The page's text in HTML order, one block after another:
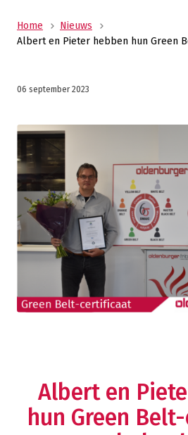
Home
Nieuws
Albert en Pieter hebben hun Green
06 september 2023
Albert en
hun Green